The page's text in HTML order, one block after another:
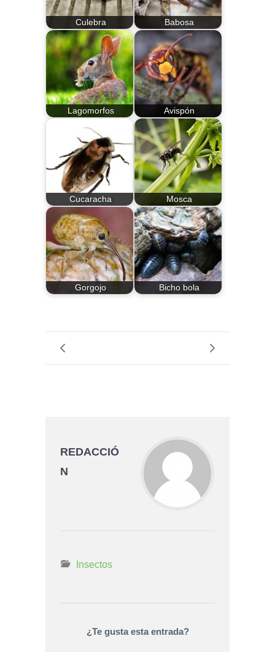
Culebra Babosa
Lagomorfos Avispón
Cucaracha Mosca
Gorgojo Bicho bola
REDACCIÓ
N
Insectos
¿Te gusta esta entrada?